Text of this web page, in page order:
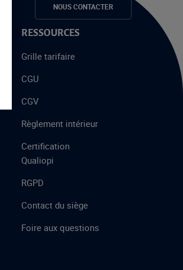
NOUS CONTACTER
RESSOURCES
Grille tarifaire
CGU
CGV
Règlement intérieur
Certification
Qualiopi
RGPD
Contact du siège
Foire aux questions